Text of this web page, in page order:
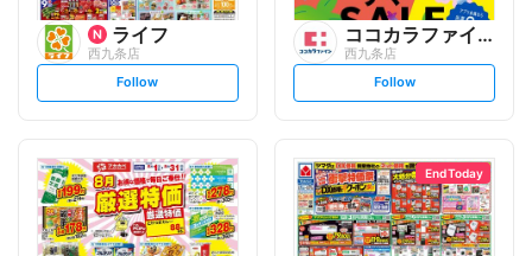
ライフ
西九条店
s
t
l
o
w
Follow
ココカラファイン
西九条店
s
t
l
o
w
Follow
End Today